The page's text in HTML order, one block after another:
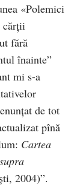
«Polemici
cărții
fără
înainte”
mi s-a
de tot
pînă
Car­tea
2004)”.